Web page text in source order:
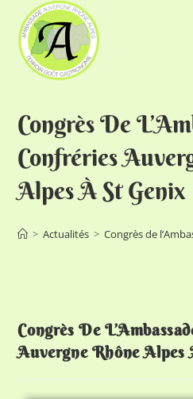
Congrès De
Confréries
Alpes À St Genix
> Actualités > Congrès de
Congrès De
Auvergne Rhône Alpes